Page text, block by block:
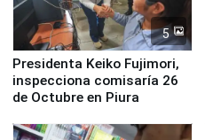
5
Presidenta Keiko Fujimori,
inspecciona comisaría 26
de Octubre en Piura